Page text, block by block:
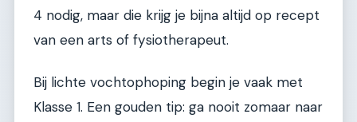
4 nodig, maar die krijg je bijna altijd op recept
van een arts of fysiotherapeut.
Bij lichte vochtophoping begin je vaak met
Klasse 1. Een gouden tip: ga nooit zomaar naar